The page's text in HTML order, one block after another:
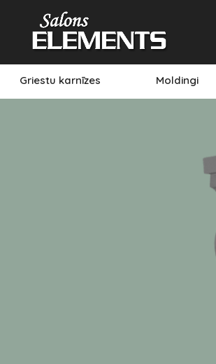
Griestu karnīzes Moldingi